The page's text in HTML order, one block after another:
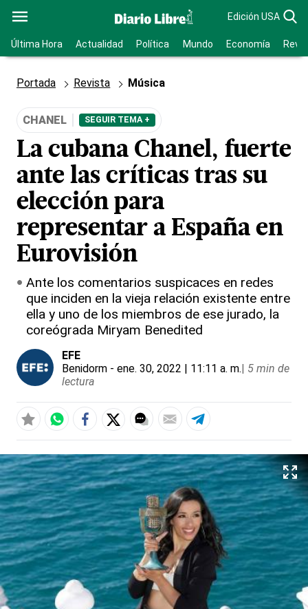
Edición USA
Última Hora Actualidad Política Mundo Economía
Portada Revista Música
CHANEL SEGUIR TEMA +
La cubana Chanel, fuerte
ante las críticas tras su
elección para
representar a España en
Eurovisión
Ante los comentarios suspicaces en redes
que inciden en la vieja relación existente entre
ella y uno de los miembros de ese jurado, la
coreógrada Miryam Benedited
EFE
Benidorm - ene. 30, 2022 | 11:11 a. m.| 5 min de
lectura